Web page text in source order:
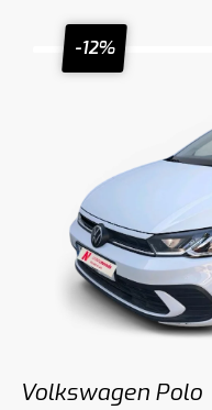
-12%
Volkswagen Polo